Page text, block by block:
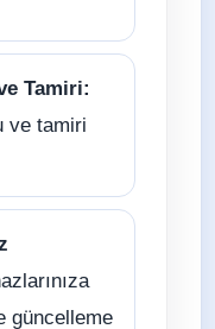
Tamiri:
ve tamiri
güncelleme